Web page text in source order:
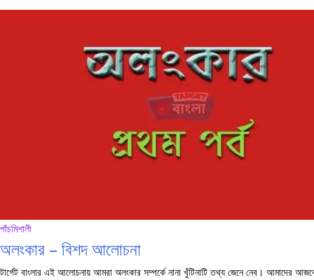
পাঁচমিশালী
অলংকার – বিশদ আলোচনা
টার্গেট বাংলার এই আলোচনায় আমরা অলংকার সম্পর্কে নানা খুঁটিনাটি তথ্য জেনে নেব। আমাদের